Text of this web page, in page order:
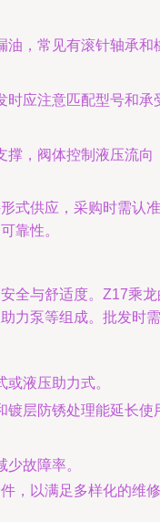
油，常见有滚针轴承和
时应注意匹配型号和承
撑，阀体控制液压流向
式供应，采购时需认准
靠性。
全与舒适度。Z17乘龙
力泵等组成。批发时需
液压助力式。
镀层防锈处理能延长使
故障率。
，以满足多样化的维修